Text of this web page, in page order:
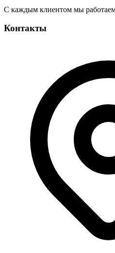
С каждым клиентом мы
Контакты